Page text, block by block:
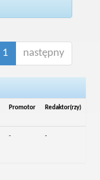
1 następny
Promotor Redaktor(rzy)
- -